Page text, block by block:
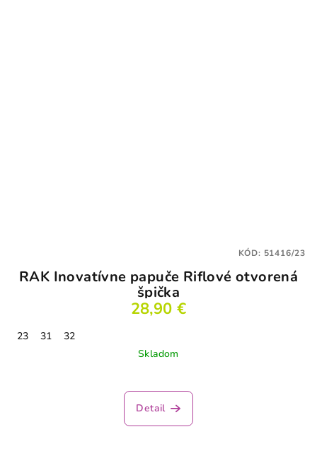
RAK Inovatívne papuče Riflové otvorená
špička
28,90 €
23 31
32
Skladom
Detail
KÓD: 51416/23